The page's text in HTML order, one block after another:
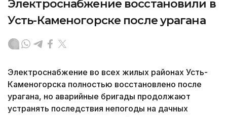
Электроснабжение восстановили в
Усть-Каменогорске после урагана
Электроснабжение во всех жилых районах Усть-
Каменогорска полностью восстановлено после
урагана, но аварийные бригады продолжают
устранять последствия непогоды на дачных